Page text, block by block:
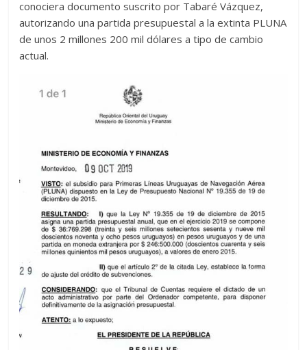
conociera documento suscrito por Tabaré Vázquez,
autorizando una partida presupuestal a la extinta PLUNA
de unos 2 millones 200 mil dólares a tipo de cambio
actual.